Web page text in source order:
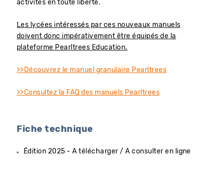
activités en toute liberté.
Les lycées intéressés par ces nouveaux manuels
doivent donc impérativement être équipés de la
plateforme Pearltrees Education.
>>Découvrez le manuel granulaire Pearltrees
>>Consultez la FAQ des manuels Pearltrees
Fiche technique
Édition 2025 - A télécharger / A consulter en ligne